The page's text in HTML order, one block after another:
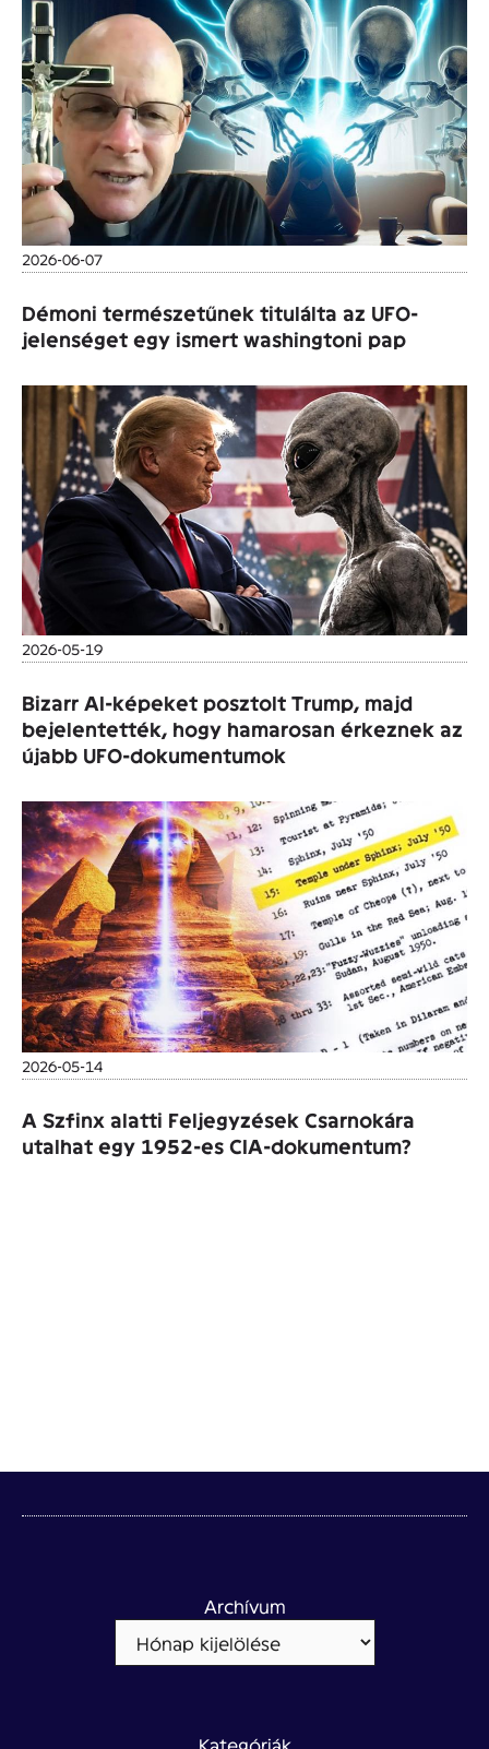
2026-06-07
Démoni természetűnek titulálta az UFO-
jelenséget egy ismert washingtoni pap
2026-05-19
Bizarr AI-képeket posztolt Trump, majd
bejelentették, hogy hamarosan érkeznek az
újabb UFO-dokumentumok
2026-05-14
A Szfinx alatti Feljegyzések Csarnokára
utalhat egy 1952-es CIA-dokumentum?
Archívum
Kategóriák